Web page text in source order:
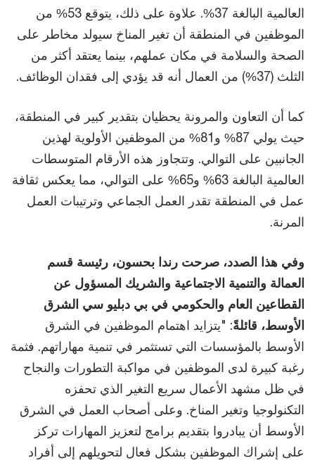
العالمية البالغة 37%. علاوة على ذلك، يتوقع 53% من
الموظفين في المنطقة أن تغير المناخ سيولد مخاطر على
الصحة والسلامة في مكان عملهم، بينما يعتقد أكثر من
الثلث (37%) من العمال أنه قد يؤدي إلى فقدان الوظائف.
كما أن التعاون والمرونة يحظيان بتقدير كبير في المنطقة،
حيث يولي 87% و81% من الموظفين الأولوية لهذين
الجانبين على التوالي. وتتجاوز هذه الأرقام المتوسطات
العالمية البالغة 63% و65% على التوالي، مما يعكس ثقافة
عمل في المنطقة تقدر العمل الجماعي وترتيبات العمل
المرنة.
وفي هذا الصدد، صرحت رندا بحسون، رئيسة قسم
العمالة والتنمية الاجتماعية والشريك المسؤول عن
القطاعين العام والحكومي في بي دبليو سي الشرق
الأوسط، قائلةً: "يتزايد اهتمام الموظفين في الشرق
الأوسط بالمؤسسات التي تستثمر في تنمية مهاراتهم. فثمة
رغبة كبيرة لدى الموظفين في مواكبة التطورات والنجاح
في ظل مشهد الأعمال سريع التغير الذي تحفزه
التكنولوجيا وتغير المناخ. وعلى أصحاب العمل في الشرق
الأوسط أن يبادروا بتقديم برامج لتعزيز المهارات تركز
على إشراك الموظفين بشكل فعال لتحويلهم إلى أفراد